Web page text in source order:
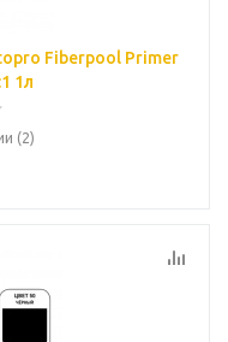
Fiberpool Primer
1л
(2)